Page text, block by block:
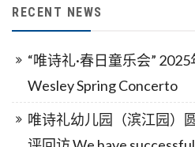
RECENT NEWS
“唯诗礼·春日童乐会”
Wesley Spring Concerto
唯诗礼幼儿园（滨江园）